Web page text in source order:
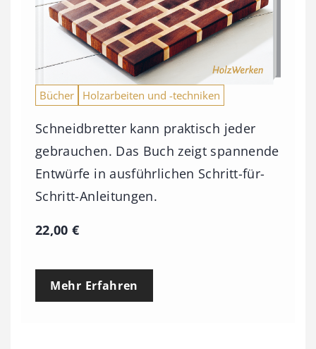
Bücher Holzarbeiten und -techniken
Schneidbretter kann praktisch jeder
gebrauchen. Das Buch zeigt spannende
Entwürfe in ausführlichen Schritt-für-
Schritt-Anleitungen.
22,00€
Mehr Erfahren